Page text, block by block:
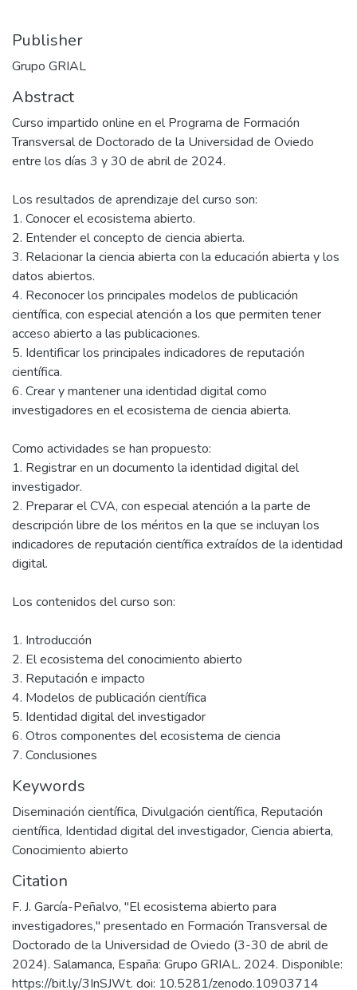
Publisher
Grupo GRIAL
Abstract
Curso impartido online en el Programa de Formación
Transversal de Doctorado de la Universidad de Oviedo
entre los días 3 y 30 de abril de 2024.
Los resultados de aprendizaje del curso son:
1. Conocer el ecosistema abierto.
2. Entender el concepto de ciencia abierta.
3. Relacionar la ciencia abierta con la educación abierta y los
datos abiertos.
4. Reconocer los principales modelos de publicación
científica, con especial atención a los que permiten tener
acceso abierto a las publicaciones.
5. Identificar los principales indicadores de reputación
científica.
6. Crear y mantener una identidad digital como
investigadores en el ecosistema de ciencia abierta.
Como actividades se han propuesto:
1. Registrar en un documento la identidad digital del
investigador.
2. Preparar el CVA, con especial atención a la parte de
descripción libre de los méritos en la que se incluyan los
indicadores de reputación científica extraídos de la identidad
digital.
Los contenidos del curso son:
1. Introducción
2. El ecosistema del conocimiento abierto
3. Reputación e impacto
4. Modelos de publicación científica
5. Identidad digital del investigador
6. Otros componentes del ecosistema de ciencia
7. Conclusiones
Keywords
Diseminación científica, Divulgación científica, Reputación
científica, Identidad digital del investigador, Ciencia abierta,
Conocimiento abierto
Citation
F. J. García-Peñalvo, "El ecosistema abierto para
investigadores," presentado en Formación Transversal de
Doctorado de la Universidad de Oviedo (3-30 de abril de
2024). Salamanca, España: Grupo GRIAL. 2024. Disponible:
https://bit.ly/3InSJWt. doi: 10.5281/zenodo.10903714